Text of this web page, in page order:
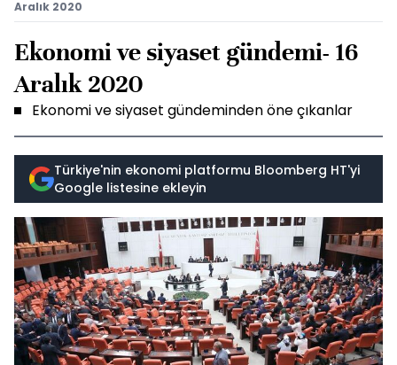
Aralık 2020
Ekonomi ve siyaset gündemi- 16
Aralık 2020
Ekonomi ve siyaset gündeminden öne çıkanlar
Türkiye'nin ekonomi platformu Bloomberg HT'yi
Google listesine ekleyin